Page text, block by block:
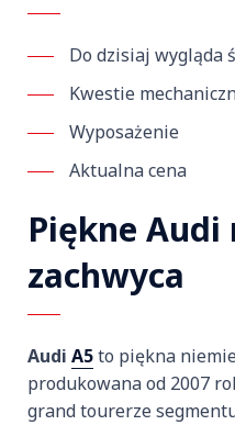
Do dzisiaj wygląda
Kwestie
Wyposażenie
Aktualna cena
Piękne Audi
zachwyca
Audi A5to piękna
produkowana od 2007
grand tourerze